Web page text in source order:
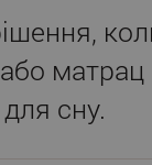
матрац
сну.